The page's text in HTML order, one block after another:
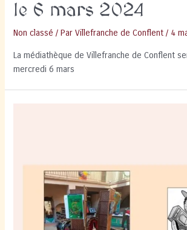
le 6 mars 2024
Non classé / ParVillefranche de Conflent / 4
La médiathèque de Villefranche de Conflent
mercredi 6 mars